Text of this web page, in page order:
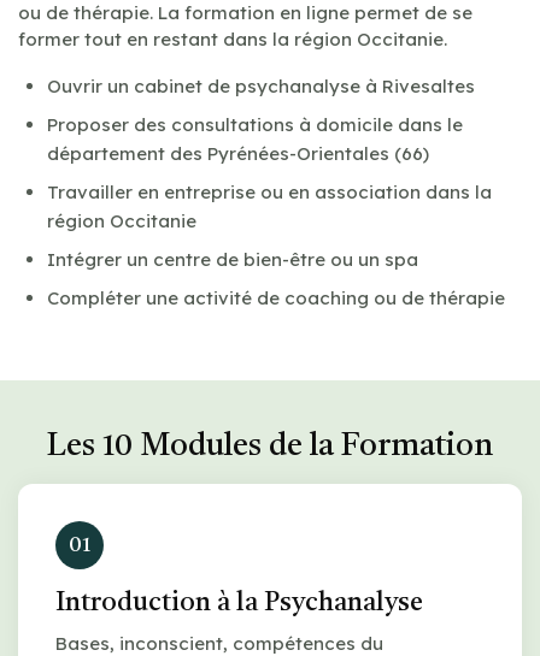
ou de thérapie. La formation en ligne permet de se
former tout en restant dans la région Occitanie.
Ouvrir un cabinet de psychanalyse à Rivesaltes
Proposer des consultations à domicile dans le
département des Pyrénées-Orientales (66)
Travailler en entreprise ou en association dans la
région Occitanie
Intégrer un centre de bien-être ou un spa
Compléter une activité de coaching ou de thérapie
Les 10 Modules de la Formation
01
Introduction à la Psychanalyse
Bases, inconscient, compétences du